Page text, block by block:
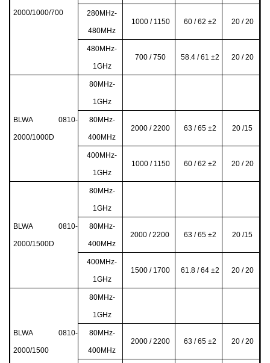
2000/1000/700 280MHz-
480MHz
1000 / 1150 60 / 62 ±2 20 / 20
480MHz-
1GHz
700 / 750 58.4 / 61 ±2 20 / 20
BLWA 0810-
2000/1000D
80MHz-
1GHz
80MHz-
400MHz
2000 / 2200 63 / 65 ±2 20 /15
400MHz-
1GHz
1000 / 1150 60 / 62 ±2 20 / 20
BLWA 0810-
2000/1500D
80MHz-
1GHz
80MHz-
400MHz
2000 / 2200 63 / 65 ±2 20 /15
400MHz-
1GHz
1500 / 1700 61.8 / 64 ±2 20 / 20
BLWA 0810-
2000/1500
80MHz-
1GHz
80MHz-
400MHz
2000 / 2200 63 / 65 ±2 20 / 20